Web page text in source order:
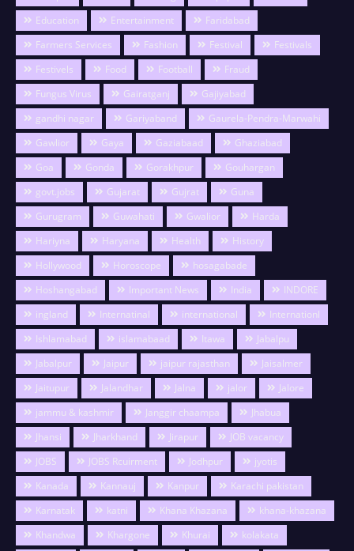
Education
Entertainment
Faridabad
Farmers Services
Fashion Festival
Festivals
Festivels
Food Football
Fraud
Fungus Virus
Gairatganj
Gajiyabad
gandhi nagar
Gariyaband
Gaurela-Pendra-Marwahi
Gawlior
Gaya Gaziabaad
Ghaziabad
Goa
Gonda Gorakhpur
Gouhargan
govt.jobs
Gujarat Gujrat
Guna
Gurugram
Guwahati Gwalior
Harda
Hariyna
Haryana Health
History
Hollywood
Horoscope
hosagabade
Hoshangabad
Important News India
INDORE
ingland
Internatinal international
Internationl
Ishlamabad
islamabaad Itawa
Jabalpu
Jabalpur
Jaipur jaipur rajasthan
Jaisalmer
Jaitupur
Jalandhar Jalna jalor
Jalore
jammu & kashmir
Janggir chaampa
Jhabua
Jhansi
Jharkhand Jirapur
JOB vacancy
JOBS
JOBS Rcuirment Jodhpur
jyotis
Kanada
Kannauj Kanpur
Karachi pakistan
Karnatak
katni Khana Khazana
khana-khazana
Khandwa
Khargone Khurai
kolakata